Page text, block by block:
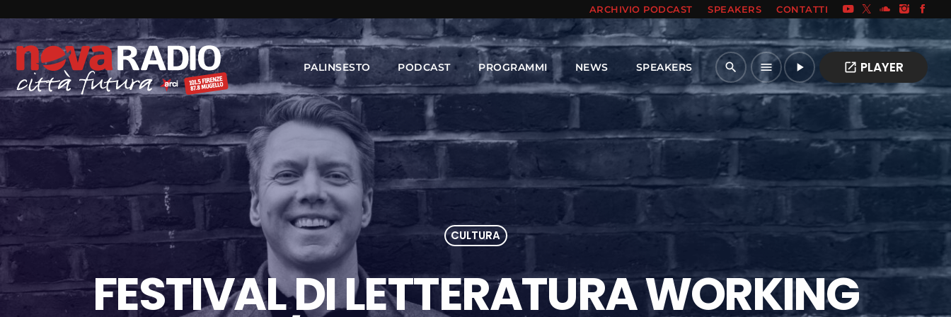
ARCHIVIO PODCAST SPEAKERS CONTATTI
PALINSESTO PODCAST PROGRAMMI NEWS SPEAKERS search menu play_arrow open_in_new PLAYER
CULTURA
FESTIVAL DI LETTERATURA WORKING